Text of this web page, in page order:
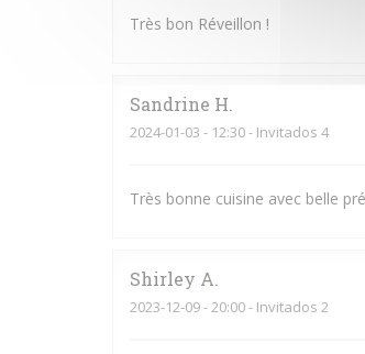
Très bon Réveillon !
Sandrine H
2024-01-03 - 12:30 - Invitados 4
Très bonne cuisine avec belle
Shirley A
2023-12-09- 20:00 - Invitados 2